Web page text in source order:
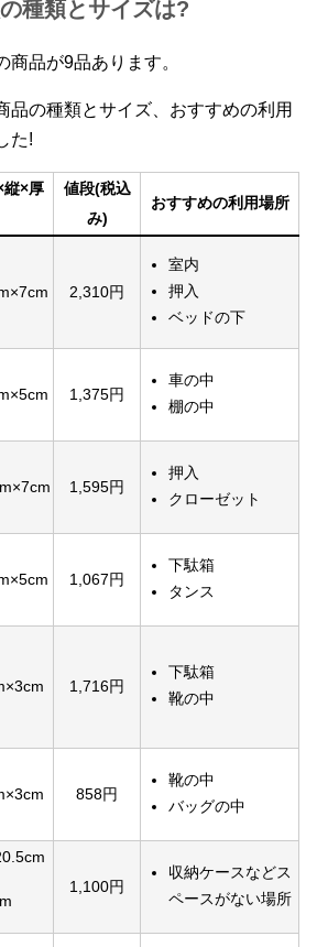
種類とサイズは?
商品が9品あります。
品の種類とサイズ、おすすめの利用
た!
縦×厚
値段(税込
み)
おすすめの利用場所
2,310円
室内
押入
ベッドの下
1,375円
車の中
棚の中
1,595円
押入
クローゼット
1,067円
下駄箱
タンス
1,716円
下駄箱
靴の中
858円
靴の中
バッグの中
1,100円
収納ケースなどス
ペースがない場所